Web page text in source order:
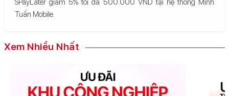
SPayLater giảm 5% tối đa 500.000 VND tại hệ thống Minh
Tuấn Mobile.
Xem Nhiều Nhất